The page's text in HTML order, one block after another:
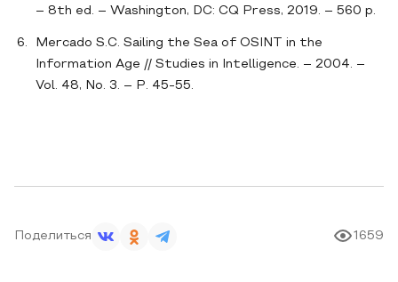
– 8th ed. – Washington, DC: CQ Press, 2019. – 560 p.
Mercado S.C. Sailing the Sea of OSINT in the
Information Age // Studies in Intelligence. – 2004. –
Vol. 48, No. 3. – P. 45-55.
Поделиться 1659